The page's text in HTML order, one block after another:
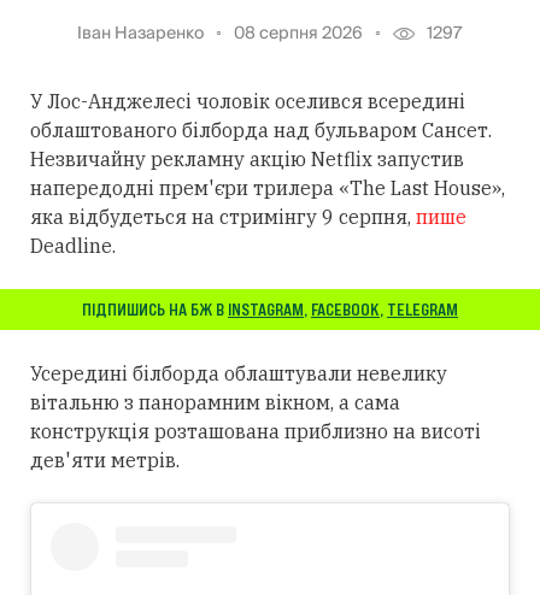
Іван Назаренко 08 серпня 2026 1297
У Лос-Анджелесі чоловік оселився всередині
облаштованого білборда над бульваром Сансет.
Незвичайну рекламну акцію Netflix запустив
напередодні прем'єри трилера «The Last House»,
яка відбудеться на стримінгу 9 серпня, пише
Deadline.
ПІДПИШИСЬ НА БЖ В INSTAGRAM, FACEBOOK, TELEGRAM
Усередині білборда облаштували невелику
вітальню з панорамним вікном, а сама
конструкція розташована приблизно на висоті
дев'яти метрів.